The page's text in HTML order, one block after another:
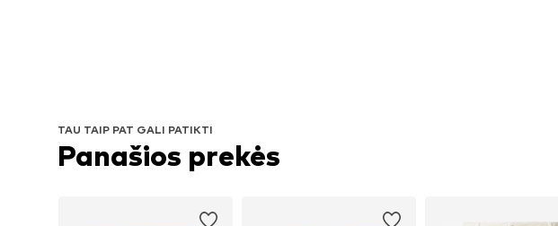
TAU TAIP PAT GALI PATIKTI
Panašios prekės